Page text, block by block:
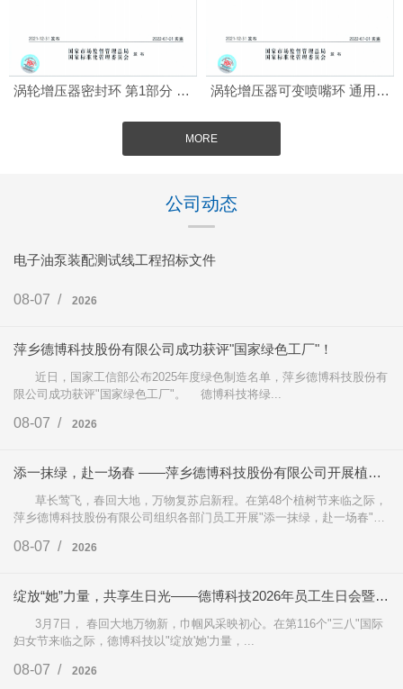
涡轮增压器密封环 第1部分 技术标准 涡轮增压器可变喷嘴环 通用技术条件
MORE
公司动态
电子油泵装配测试线工程招标文件
08-07 / 2026
萍乡德博科技股份有限公司成功获评"国家绿色工厂"！
近日，国家工信部公布2025年度绿色制造名单，萍乡德博科技股份有
限公司成功获评"国家绿色工厂"。 德博科技将绿...
08-07 / 2026
添一抹绿，赴一场春 ——萍乡德博科技股份有限公司开展植树节松土种菜主题活动！
草长莺飞，春回大地，万物复苏启新程。在第48个植树节来临之际，
萍乡德博科技股份有限公司组织各部门员工开展"添一抹绿，赴一场春"主
08-07 / 2026
绽放“她”力量，共享生日光——德博科技2026年员工生日会暨三八妇女节活动圆满举行！
3月7日， 春回大地万物新，巾帼风采映初心。在第116个"三八"国际
妇女节来临之际，德博科技以"绽放'她'力量，...
08-07 / 2026